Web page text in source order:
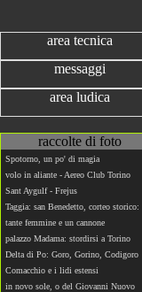
area tecnica
messaggi
area ludica
raccolte di foto
Spotorno, un po' di magia
volo in aliante - Aereo Club Torino
Sant Aygulf - Frejus
Taggia: san Benedetto, corteo storico:
tante femmine e un cannone
palazzo Madama: stordirsi a Torino
Delta di Po: Goro, Gorino, Codigoro
Comacchio e i lidi estensi
in novo sole, o del Giovanni Nuovo